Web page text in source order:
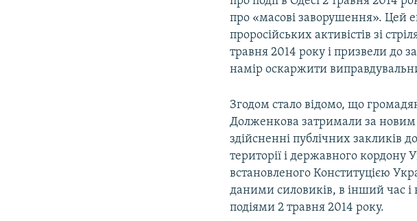
про «масові заворушення». Цей
проросійських активістів зі
травня 2014 року і призвели до
намір оскаржити
Згодом стало відомо, що
Долженкова затримали за новим
здійсненні публічних
території і державного
встановленого Конституцією
даними силовиків, в інший час і
подіями 2 травня 2014 року.